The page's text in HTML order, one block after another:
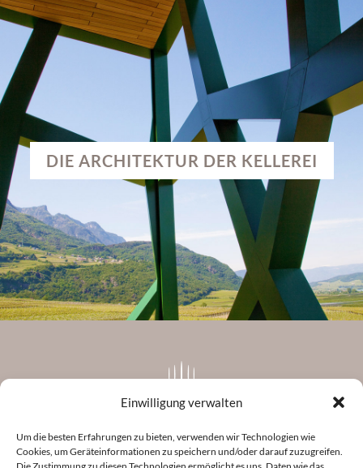
Einwilligung verwalten
Um die besten Erfahrungen zu bieten, verwenden wir Technologien wie
Cookies, um Geräteinformationen zu speichern und/oder darauf zuzugreifen.
DIE ARCHITEKTUR DER KELLEREI
Cantina Tramin Soc. Agr. Coop